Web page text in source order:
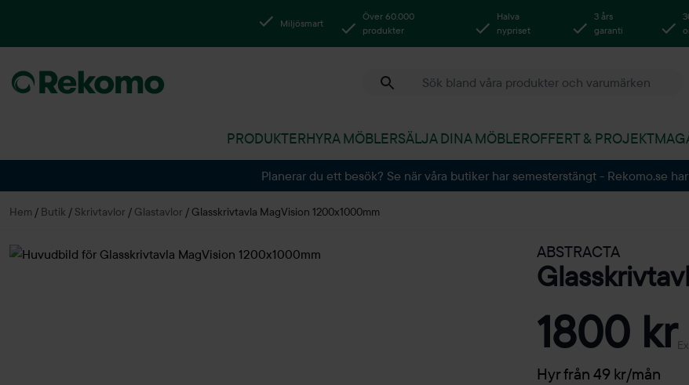
Miljösmart
Över 60.000
produkter
Halva
nypriset
3 års
garanti
PRODUKTERHYRA MÖBLERSÄLJA DINA MÖBLEROFFERT & PROJEKT
Planerar du ett besök? Se när våra butiker har semesterstängt - Rekomo.se
Hem / Butik / Skrivtavlor / Glastavlor / Glasskrivtavla MagVision 1200x1000mm
ABSTRACTA
1800 kr
Hyr från 49 kr/mån